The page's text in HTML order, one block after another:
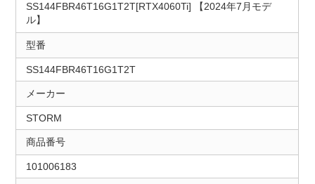
SS144FBR46T16G1T2T[RTX4060Ti] 【2024年7月モデ
ル】
型番
SS144FBR46T16G1T2T
メーカー
STORM
商品番号
101006183